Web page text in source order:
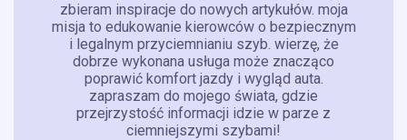
zbieram inspiracje do nowych artykułów. moja
misja to edukowanie kierowców o bezpiecznym
i legalnym przyciemnianiu szyb. wierzę, że
dobrze wykonana usługa może znacząco
poprawić komfort jazdy i wygląd auta.
zapraszam do mojego świata, gdzie
przejrzystość informacji idzie w parze z
ciemniejszymi szybami!